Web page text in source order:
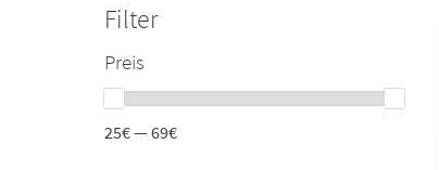
Filter
Preis
25€ — 69€